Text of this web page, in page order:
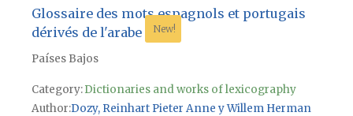
Glossaire des mots espagnols et portugais
dérivés de l'arabe
New!
Países Bajos
Category:Dictionaries and works of lexicography
Author Dozy, Reinhart Pieter Anne y Willem Herman